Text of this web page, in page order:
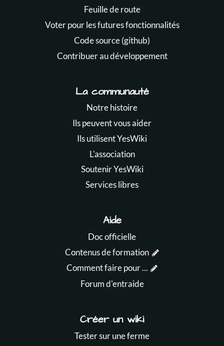
Feuille de route
Voter pour les futures fonctionnalités
Code source (github)
Contribuer au développement
La communauté
Notre histoire
Ils peuvent vous aider
Ils utilisent YesWiki
L'association
Soutenir YesWiki
Services libres
Aide
Doc officielle
Contenus de formation
Comment faire pour ...
Forum d'entraide
Créer un wiki
Tester sur une ferme